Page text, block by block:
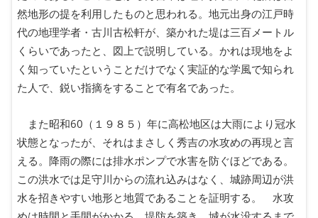
然地形の提を利用したものと思われる。地元出身の江戸時
代の地理学者・古川古松軒が、築かれた堤は三百メートル
くらいであったと、図上で説明している。かれは現地をよ
く知っていたということだけでなく実証的な学風で知られ
た人で、鋭い指摘をすることで有名であった。
また昭和60（１９８５）年に高松地区は大雨により冠水
状態となったが、それはまさしく秀吉の水攻めの再現と言
える。降雨の際には排水ポンプで水害を防ぐほどである。
この洪水では足守川からの流れ込みはなく、城跡周辺が洪
水を招きやすい地形と地質であることを証明する。 水攻